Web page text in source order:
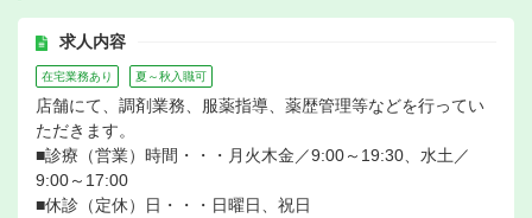
求人内容
在宅業務あり 夏～秋入職可
店舗にて、調剤業務、服薬指導、薬歴管理等などを行ってい
ただきます。
■診療（営業）時間・・・月火木金／9:00～19:30、水土／
9:00～17:00
■休診（定休）日・・・日曜日、祝日